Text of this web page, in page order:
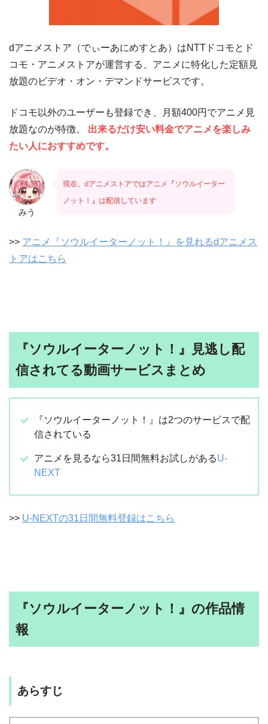
dアニメストア（でぃーあにめすとあ）はNTTドコモとド
コモ・アニメストアが運営する、アニメに特化した定額見
放題のビデオ・オン・デマンドサービスです。
ドコモ以外のユーザーも登録でき、月額400円でアニメ見
放題なのが特徴。 出来るだけ安い料金でアニメを楽しみ
たい人におすすめです。
みう
現在、dアニメストアではアニメ『ソウルイーター
ノット！』は配信しています
>> アニメ『ソウルイーターノット！』を見れるdアニメス
トアはこちら
『ソウルイーターノット！』見逃し配
信されてる動画サービスまとめ
『ソウルイーターノット！』は2つのサービスで配
信されている
アニメを見るなら31日間無料お試しがあるU-
NEXT
>> U-NEXTの31日間無料登録はこちら
『ソウルイーターノット！』の作品情
報
あらすじ